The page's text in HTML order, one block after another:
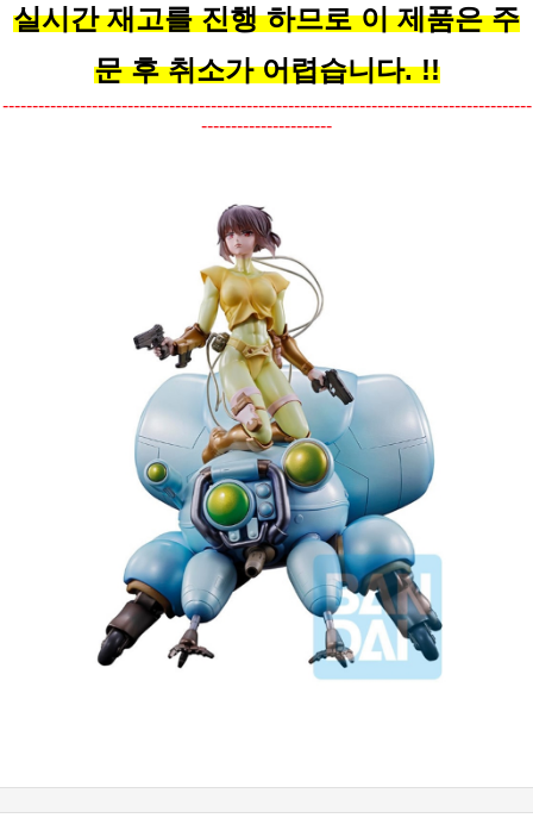
실시간 재고를 진행 하므로 이 제품은 주
문 후 취소가 어렵습니다. !!
-----------------------------------------------------------------------------------------
----------------------